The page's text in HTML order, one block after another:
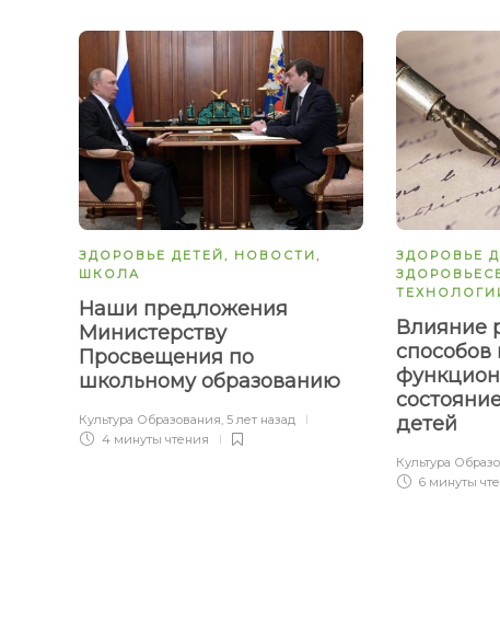
ЗДОРОВЬЕ ДЕТЕЙ, НОВОСТИ,
ШКОЛА
Наши предложения
Министерству
Просвещения по
школьному образованию
Культура Образования, 5 лет назад
4 минуты чтения
ЗДОРОВЬЕ
Влияние
способов
детей
Культура
6 минуты